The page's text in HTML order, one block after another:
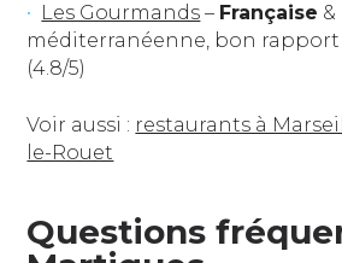
Les Gourmands – Française &
méditerranéenne, bon
(4.8/5)
Voir aussi : restaurants à
le-Rouet
Questions